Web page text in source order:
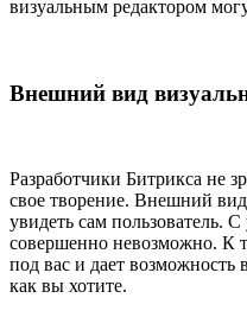
визуальным редактором
Внешний вид
Разработчики Битрикса не
свое творение. Внешний вид
увидеть сам пользователь.
совершенно невозможно. К
под вас и дает возможность
как вы хотите.